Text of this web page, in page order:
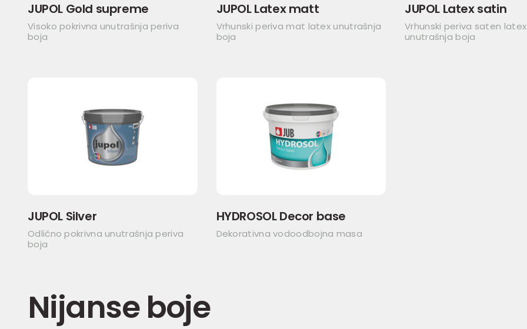
JUPOL Gold supreme
Visoko pokrivna unutrašnja periva
boja
JUPOL Latex matt
Vrhunski periva mat latex unutrašnja
boja
JUPOL Latex satin
Vrhunski periva saten latex
unutrašnja boja
JUPOL Silver
Odlično pokrivna unutrašnja periva
boja
HYDROSOL Decor base
Dekorativna vodoodbojna masa
Nijanse boje